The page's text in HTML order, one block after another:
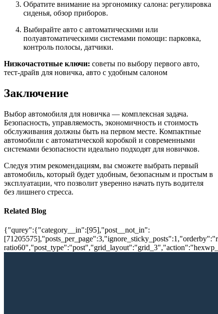
Обратите внимание на эргономику салона: регулировка
сиденья, обзор приборов.
Выбирайте авто с автоматическими или
полуавтоматическими системами помощи: парковка,
контроль полосы, датчики.
Низкочастотные ключи: советы по выбору первого авто,
тест-драйв для новичка, авто с удобным салоном
Заключение
Выбор автомобиля для новичка — комплексная задача.
Безопасность, управляемость, экономичность и стоимость
обслуживания должны быть на первом месте. Компактные
автомобили с автоматической коробкой и современными
системами безопасности идеально подходят для новичков.
Следуя этим рекомендациям, вы сможете выбрать первый
автомобиль, который будет удобным, безопасным и простым в
эксплуатации, что позволит уверенно начать путь водителя
без лишнего стресса.
Related Blog
{"qurey":{"category__in":[95],"post__not_in":